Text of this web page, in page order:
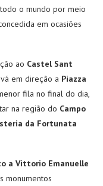
o mundo por meio
em ocasiões
ao Castel Sant
em direção a Piazza
fila no final do dia,
na região do Campo
da Fortunata
a Vittorio Emanuelle
monumentos